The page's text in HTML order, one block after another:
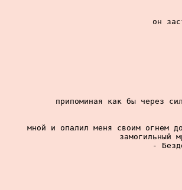
он
припоминая как бы через
мной и опалил меня своим огнем
замогильный
-